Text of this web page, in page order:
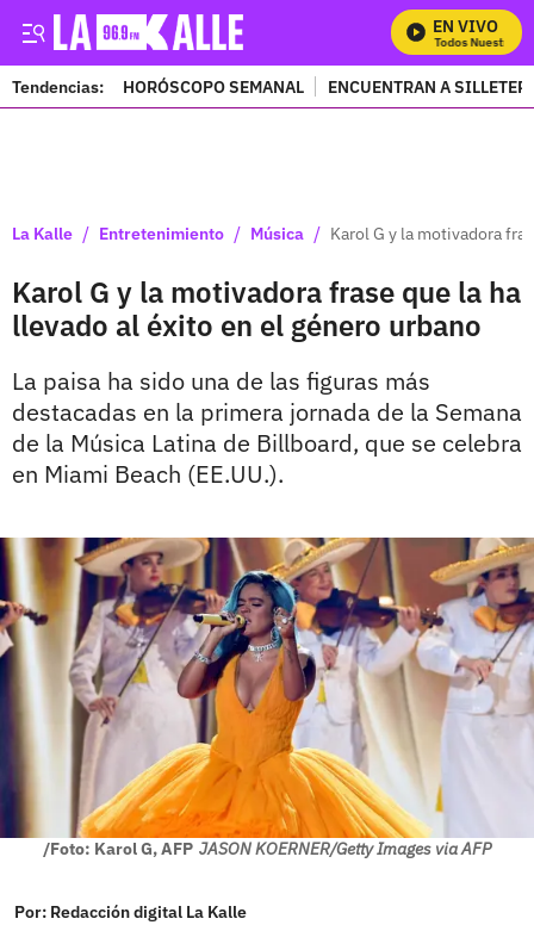
EN VIVO
Mira Todos Nuestros
Tendencias: HORÓSCOPO SEMANAL ENCUENTRAN A
La Kalle / Entretenimiento / Música / Karol G y la motivadora
Karol G y la motivadora frase que la ha
llevado al éxito en el género urbano
La paisa ha sido una de las figuras más
destacadas en la primera jornada de la Semana
de la Música Latina de Billboard, que se celebra
en Miami Beach (EE.UU.).
/Foto: Karol G, AFP JASON KOERNER/Getty Images via AFP
Por: Redacción digital La Kalle